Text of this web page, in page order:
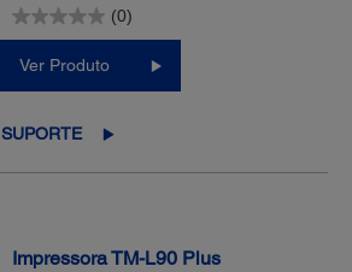
(0)
Ver Produto
SUPORTE
Impressora TM-L90 Plus